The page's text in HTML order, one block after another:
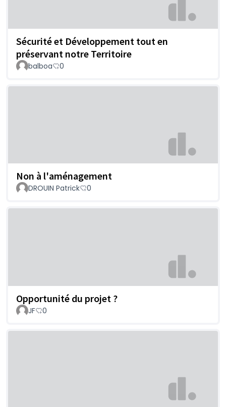
Sécurité et Développement tout en
préservant notre Territoire
balboa 0
Non à l'aménagement
DROUIN Patrick 0
Opportunité du projet ?
JF 0